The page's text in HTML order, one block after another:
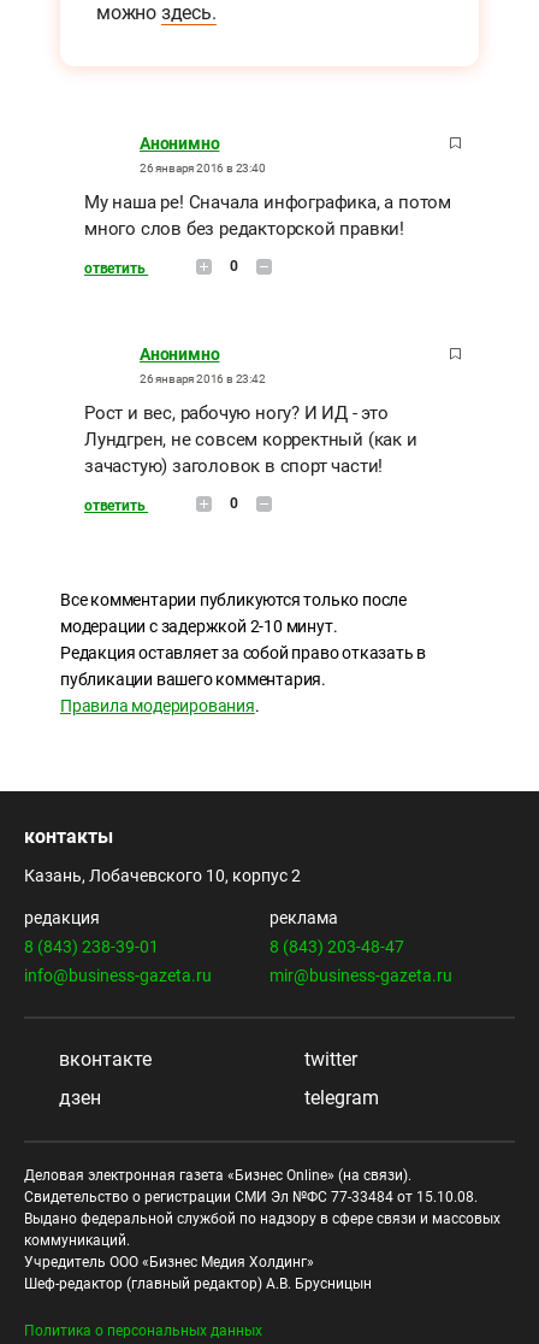
можно здесь.
Анонимно
26 января 2016 в 23:40
Му наша ре! Сначала инфографика, а потом
много слов без редакторской правки!
ответить 0
Анонимно
26 января 2016 в 23:42
Рост и вес, рабочую ногу? И ИД - это
Лундгрен, не совсем корректный (как и
зачастую) заголовок в спорт части!
ответить 0
Все комментарии публикуются только после
модерации с задержкой 2-10 минут.
Редакция оставляет за собой право отказать в
публикации вашего комментария.
Правила модерирования.
контакты
Казань, Лобачевского 10, корпус 2
редакция
8 (843) 238-39-01
info@business-gazeta.ru
реклама
8 (843) 203-48-47
mir@business-gazeta.ru
вконтакте
twitter
дзен
telegram
Деловая электронная газета «Бизнес Online» (на связи).
Свидетельство о регистрации СМИ Эл №ФС 77-33484 от 15.10.08.
Выдано федеральной службой по надзору в сфере связи и массовых
коммуникаций.
Учредитель ООО «Бизнес Медия Холдинг»
Шеф-редактор (главный редактор) А.В. Брусницын
Политика о персональных данных